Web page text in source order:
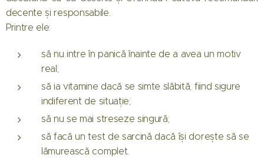
decente și responsabile.
Printre ele:
să nu intre în panică înainte de a avea un motiv
real;
să ia vitamine dacă se simte slăbită, fiind sigure
indiferent de situație;
să nu se mai streseze singură;
să facă un test de sarcină dacă își dorește să se
lămurească complet.